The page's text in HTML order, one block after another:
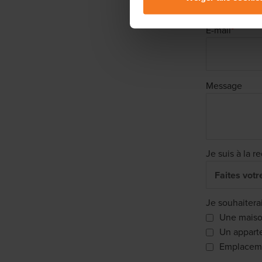
E-mail*
Message
Je suis à la
Je
Une
Un